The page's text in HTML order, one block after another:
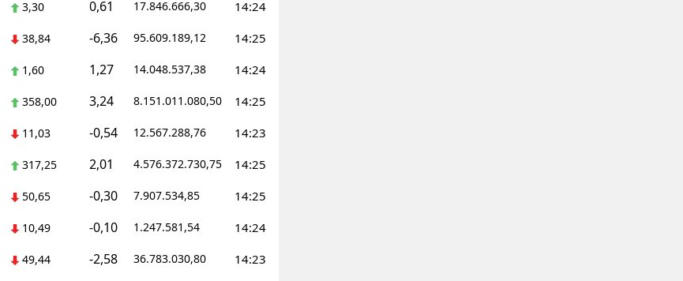
3,30 0,61 17.846.666,30 14:24
38,84 -6,36 95.609.189,12 14:25
1,60 1,27 14.048.537,38 14:24
358,00 3,24 8.151.011.080,50 14:25
11,03 -0,54 12.567.288,76 14:23
317,25 2,01 4.576.372.730,75 14:25
50,65 -0,30 7.907.534,85 14:25
10,49 -0,10 1.247.581,54 14:24
49,44 -2,58 36.783.030,80 14:23